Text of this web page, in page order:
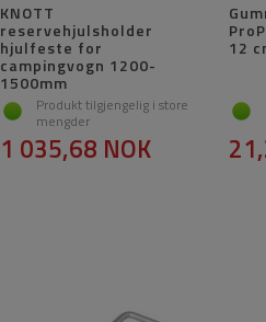
KNOTT
reservehjulsholder
hjulfeste for
campingvogn 1200-
1500mm
Produkt tilgjengelig i store
mengder
1 035,68 NOK
12